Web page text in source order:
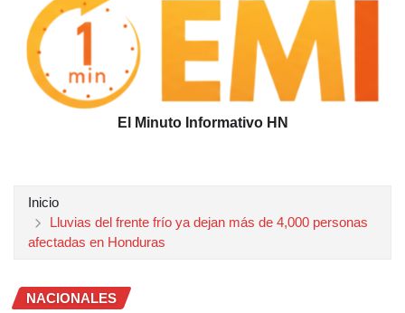
El Minuto Informativo HN
Inicio
Lluvias del frente frío ya dejan más de 4,000 personas
afectadas en Honduras
NACIONALES